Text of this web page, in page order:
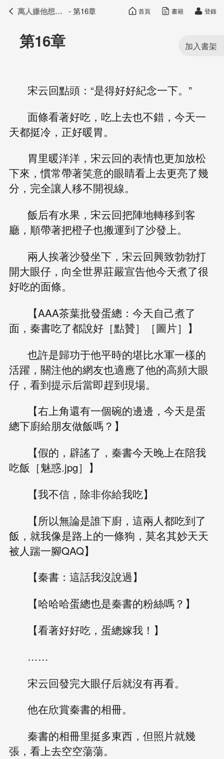
萬人嫌他想開了 目錄
第16章
宋云回點頭：“是得好好紀念一下。”
面條看著好吃，吃上去也不錯，今天一
天都挺冷，正好暖胃。
胃里暖洋洋，宋云回的表情也更加放松
下來，慣常帶著笑意的眼睛看上去更亮了幾
分，完全讓人移不開視線。
飯后有水果，宋云回把陣地轉移到客
廳，順帶著把橙子也搬運到了沙發上。
兩人挨著沙發坐下，宋云回興致勃勃打
開大眼仔，向全世界莊嚴宣告他今天煮了很
好吃的面條。
【AAA茶葉批發蛋總：今天自己煮了
面，秦書吃了都說好［點贊］［圖片］】
也許是歸功于他平時的堪比水軍一樣的
活躍，關注他的網友也適應了他的高頻大眼
仔，看到提示后當即趕到現場。
【右上角還有一個碗的邊邊，今天是蛋
總下廚給朋友做飯嗎？】
【假的，辟謠了，秦書今天晚上在陪我
吃飯［魅惑.jpg］】
【我不信，除非你給我吃】
【所以無論是誰下廚，這兩人都吃到了
飯，就我像是路上的一條狗，莫名其妙天天
被人踹一腳QAQ】
【秦書：這話我沒說過】
【哈哈哈蛋總也是秦書的粉絲嗎？】
【看著好好吃，蛋總嫁我！】
……
宋云回發完大眼仔后就沒有再看。
他在欣賞秦書的相冊。
秦書的相冊里挺多東西，但照片就幾
張，看上去空空蕩蕩。
萬人嫌他想開了 - 第16章 首頁 書籍 登錄